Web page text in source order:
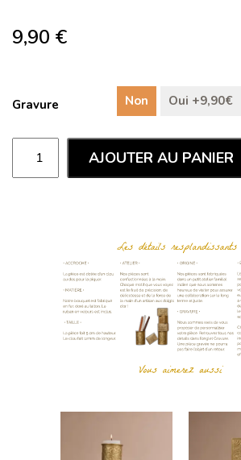
9,90 €
Gravure Non Oui +9,90€
AJOUTER AU PANIER